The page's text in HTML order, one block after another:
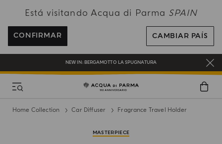
Está visitando Acqua di Parma SPAIN
CONFIRMAR CAMBIAR PAÍS
ENVÍO GRATUITO EN PEDIDOS SUPERIORES A 120€
REGÍSTRATE Y DISFRUTA DE UN MUNDO DE BENEFICIOS
REGALO EN TODOS LOS PEDIDOS SUPERIORES A 180€
NEW IN: BERGAMOTTO LA SPUGNATURA
Home Collection Car Diffuser Fragrance Travel Holder
MASTERPIECE